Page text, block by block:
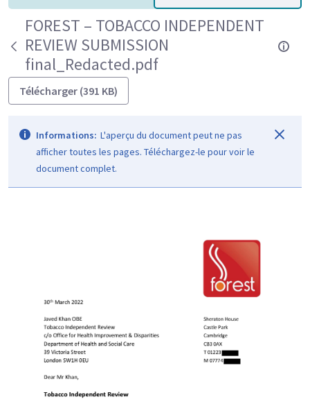
FOREST – TOBACCO INDEPENDENT
REVIEW SUBMISSION
final_Redacted.pdf
Télécharger (391 KB)
Informations: L'aperçu du document peut ne pas
afficher toutes les pages. Téléchargez-le pour voir le
document complet.